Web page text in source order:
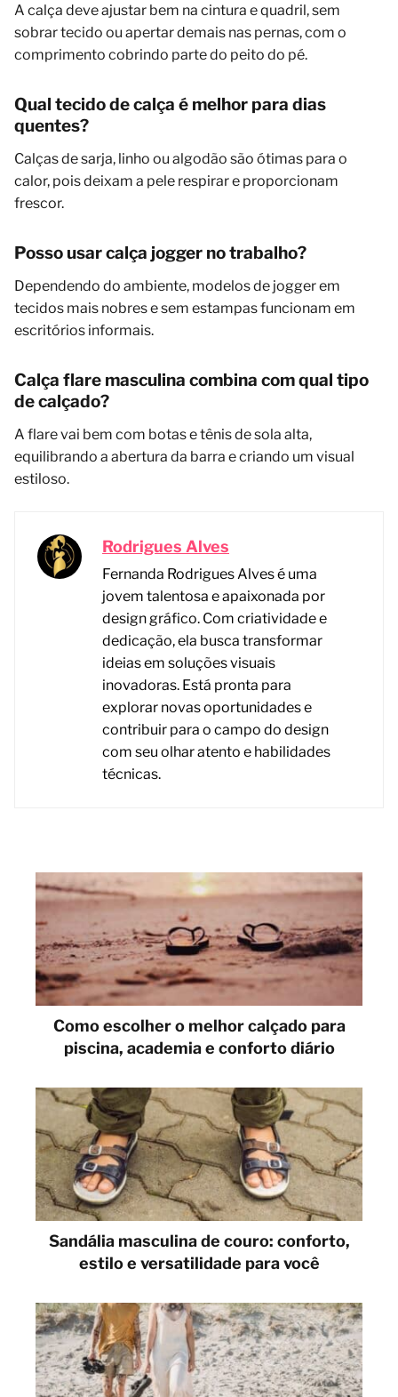
A calça deve ajustar bem na cintura e quadril, sem
sobrar tecido ou apertar demais nas pernas, com o
comprimento cobrindo parte do peito do pé.
Qual tecido de calça é melhor para dias
quentes?
Calças de sarja, linho ou algodão são ótimas para o
calor, pois deixam a pele respirar e proporcionam
frescor.
Posso usar calça jogger no trabalho?
Dependendo do ambiente, modelos de jogger em
tecidos mais nobres e sem estampas funcionam em
escritórios informais.
Calça flare masculina combina com qual tipo
de calçado?
A flare vai bem com botas e tênis de sola alta,
equilibrando a abertura da barra e criando um visual
estiloso.
Rodrigues Alves
Fernanda Rodrigues Alves é uma
jovem talentosa e apaixonada por
design gráfico. Com criatividade e
dedicação, ela busca transformar
ideias em soluções visuais
inovadoras. Está pronta para
explorar novas oportunidades e
contribuir para o campo do design
com seu olhar atento e habilidades
técnicas.
Como escolher o melhor calçado para
piscina, academia e conforto diário
Sandália masculina de couro: conforto,
estilo e versatilidade para você